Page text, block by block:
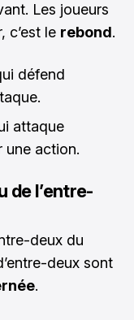
Les joueurs
c’est le rebond.
défend
attaque
une action.
de l’entre-
deux du
deux sont
.